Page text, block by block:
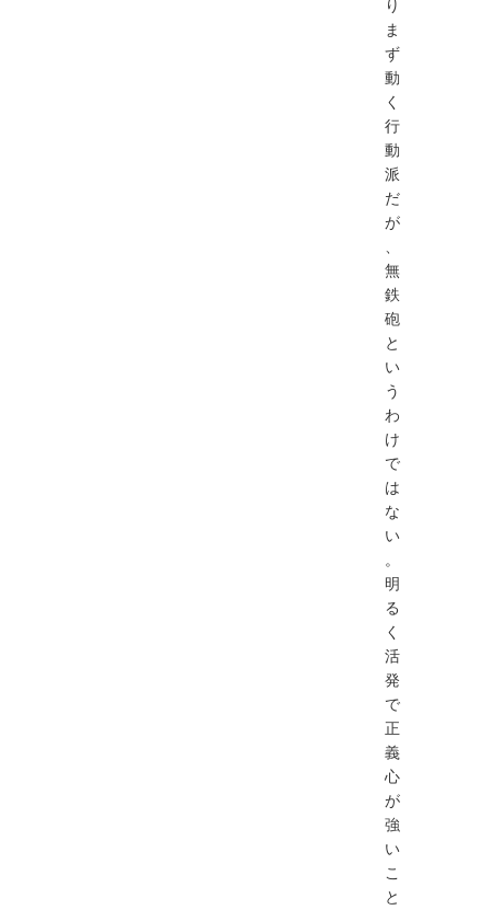
り
ま
ず
動
く
行
動
派
だ
が
、
無
鉄
砲
と
い
う
わ
け
で
は
な
い
。
明
る
く
活
発
で
正
義
心
が
強
い
こ
と